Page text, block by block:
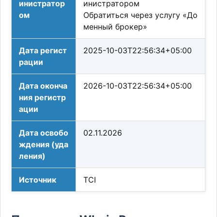
инистратор
ом
инистратором
Обратиться через услугу «До
менный брокер»
Дата регист
рации
2025-10-03T22:56:34+05:00
Дата оконча
ния регистр
ации
2026-10-03T22:56:34+05:00
Дата освобо
ждения (уда
ления)
02.11.2026
Источник TCI